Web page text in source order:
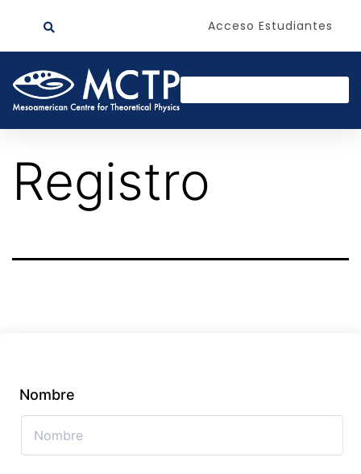
Acceso Estudiantes
Registro
Nombre